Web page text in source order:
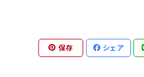
保存 シェア